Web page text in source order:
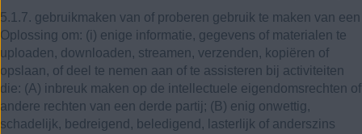
5.1.7. gebruikmaken van of proberen gebruik te maken van een
Oplossing om: (i) enige informatie, gegevens of materialen te
uploaden, downloaden, streamen, verzenden, kopiëren of
opslaan, of deel te nemen aan of te assisteren bij activiteiten
die: (A) inbreuk maken op de intellectuele eigendomsrechten of
andere rechten van een derde partij; (B) enig onwettig,
schadelijk, bedreigend, beledigend, lasterlijk of anderszins